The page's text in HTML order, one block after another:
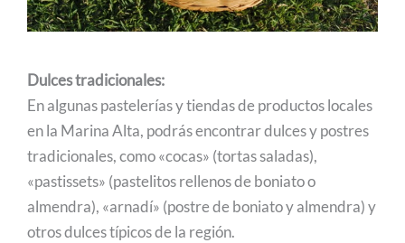
Dulces tradicionales:
En algunas pastelerías y tiendas de productos locales
en la Marina Alta, podrás encontrar dulces y postres
tradicionales, como «cocas» (tortas saladas),
«pastissets» (pastelitos rellenos de boniato o
almendra), «arnadí» (postre de boniato y almendra) y
otros dulces típicos de la región.